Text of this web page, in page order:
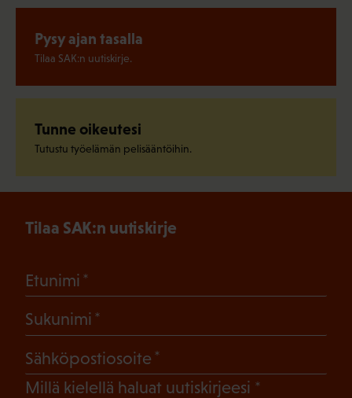
Pysy ajan tasalla
Tilaa SAK:n uutiskirje.
Tunne oikeutesi
Tutustu työelämän pelisääntöihin.
Tilaa SAK:n uutiskirje
Etunimi
Sukunimi
Sähköpostiosoite
Millä kielellä haluat uutiskirjeesi (Pakollinen)